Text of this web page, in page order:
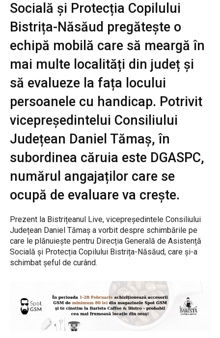
Socială și Protecția Copilului
Bistrița-Năsăud pregătește o
echipă mobilă care să meargă în
mai multe localități din județ și
să evalueze la fața locului
persoanele cu handicap. Potrivit
vicepreședintelui Consiliului
Județean Daniel Tămaș, în
subordinea căruia este DGASPC,
numărul angajaților care se
ocupă de evaluare va crește.
Prezent la Bistrițeanul Live, vicepreședintele Consiliului
Județean Daniel Tămaș a vorbit despre schimbările pe
care le plănuiește pentru Direcția Generală de Asistență
Socială și Protecția Copilului Bistrița-Năsăud, care și-a
schimbat șeful de curând.